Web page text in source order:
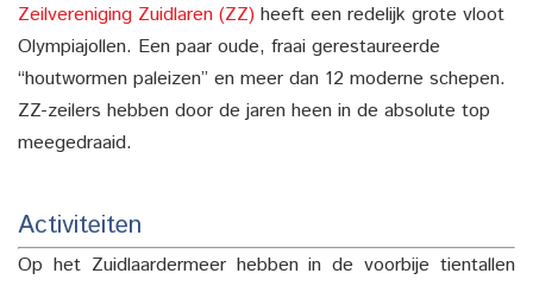
Zeilvereniging Zuidlaren (ZZ) heeft een redelijk grote vloot
Olympiajollen. Een paar oude, fraai gerestaureerde
“houtwormen paleizen” en meer dan 12 moderne schepen.
ZZ-zeilers hebben door de jaren heen in de absolute top
meegedraaid.
Activiteiten
Op het Zuidlaardermeer hebben in de voorbije tientallen